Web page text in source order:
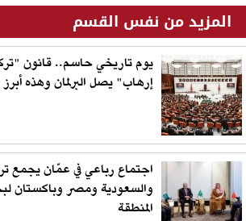
المزيد من نفس القسم
يوم تاريخي حاسم.. قانون
إرهاب" يصل البرلمان وهذه
اجتماع رباعي في عمّان يجمع
والسعودية ومصر وباكستان
المنطقة